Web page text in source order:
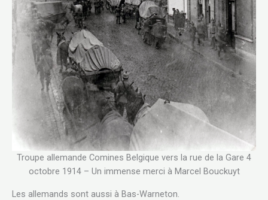
Troupe allemande Comines Belgique vers la rue de la Gare 4
octobre 1914 – Un immense merci à Marcel Bouckuyt
Les allemands sont aussi à Bas-Warneton.